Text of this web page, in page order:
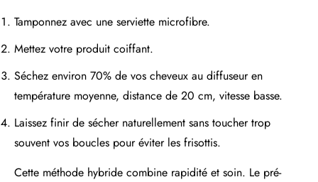
Tamponnez avec une serviette microfibre.
Mettez votre produit coiffant.
Séchez environ 70% de vos cheveux au diffuseur en
température moyenne, distance de 20 cm, vitesse basse.
Laissez finir de sécher naturellement sans toucher trop
souvent vos boucles pour éviter les frisottis.
Cette méthode hybride combine rapidité et soin. Le pré-